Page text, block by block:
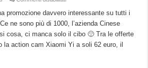
Gearbest
è
in
la
svendita
di
promozione davvero interessante su tutti i
ne sono più di 1000, l’azienda Cinese
cosa, ci manca solo il cibo 🙂 Tra le offerte
la action cam Xiaomi Yi a soli 62 euro, il